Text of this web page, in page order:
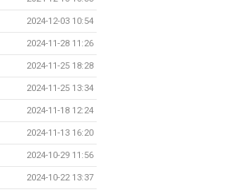
2024-12-03 10:54
2024-11-28 11:26
2024-11-25 18:28
2024-11-25 13:34
2024-11-18 12:24
2024-11-13 16:20
2024-10-29 11:56
2024-10-22 13:37